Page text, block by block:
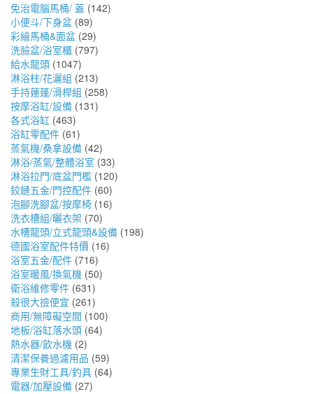
免治電腦馬桶/ 蓋 (142)
小便斗/下身盆 (89)
彩繪馬桶&面盆 (29)
洗臉盆/浴室櫃 (797)
給水龍頭 (1047)
淋浴柱/花灑組 (213)
手持蓮蓬/滑桿組 (258)
按摩浴缸/設備 (131)
各式浴缸 (463)
浴缸零配件 (61)
蒸氣機/桑拿設備 (42)
淋浴/蒸氣/整體浴室 (33)
淋浴拉門/底盆門檻 (120)
鉸鏈五金/門控配件 (60)
泡腳洗腳盆/按摩椅 (16)
洗衣槽組/曬衣架 (70)
水槽龍頭/立式龍頭&設備 (198)
德國浴室配件特價 (16)
浴室五金/配件 (716)
浴室暖風/換氣機 (50)
衛浴維修零件 (631)
殺很大撿便宜 (261)
商用/無障礙空間 (100)
地板/浴缸落水頭 (64)
熱水器/飲水機 (2)
清潔保養過濾用品 (59)
專業生財工具/釣具 (64)
電器/加壓設備 (27)